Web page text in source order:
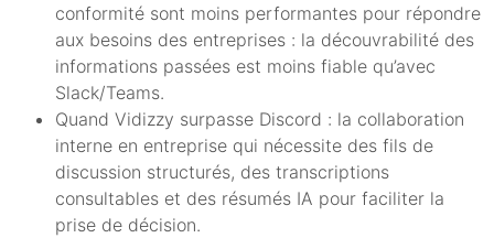
conformité sont moins performantes pour répondre
aux besoins des entreprises : la découvrabilité des
informations passées est moins fiable qu’avec
Slack/Teams.
Quand Vidizzy surpasse Discord : la collaboration
interne en entreprise qui nécessite des fils de
discussion structurés, des transcriptions
consultables et des résumés IA pour faciliter la
prise de décision.